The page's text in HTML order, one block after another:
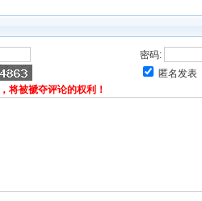
密码:
匿名发表
将被褫夺评论的权利！